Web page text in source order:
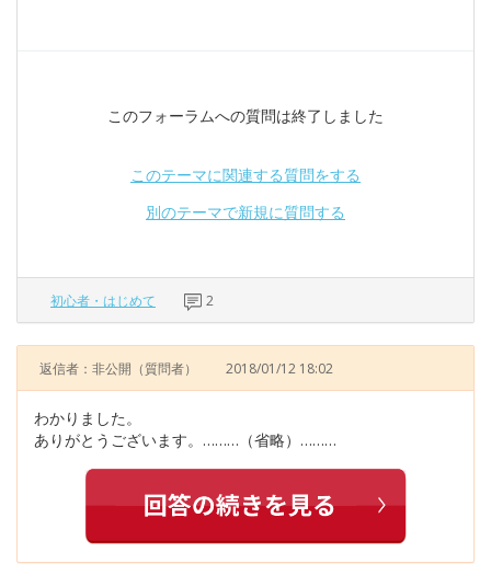
このフォーラムへの質問は終了しました
このテーマに関連する質問をする
別のテーマで新規に質問する
初心者・はじめて 2
返信者：非公開 （質問者） 2018/01/12 18:02
わかりました。
ありがとうございます。………（省略）………